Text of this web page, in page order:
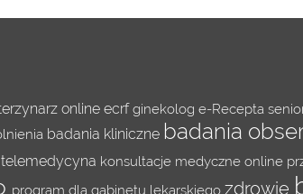
online ecrfginekolog e-Recepta
badania kliniczne badania
telemedycyna konsultacje medyczne online
program dla gabinetu lekarskiego zdrowie